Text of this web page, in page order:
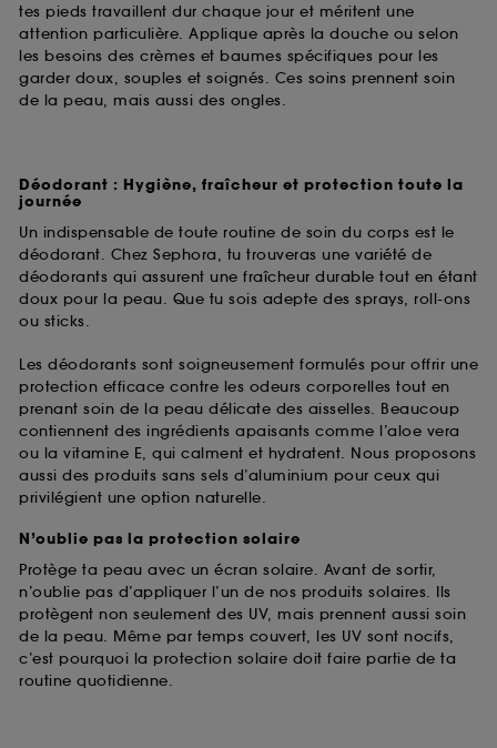
tes pieds travaillent dur chaque jour et méritent une
attention particulière. Applique après la douche ou selon
les besoins des crèmes et baumes spécifiques pour les
garder doux, souples et soignés. Ces soins prennent soin
de la peau, mais aussi des ongles.
Déodorant : Hygiène, fraîcheur et protection toute la
journée
Un indispensable de toute routine de soin du corps est le
déodorant. Chez Sephora, tu trouveras une variété de
déodorants qui assurent une fraîcheur durable tout en étant
doux pour la peau. Que tu sois adepte des sprays, roll-ons
ou sticks.
Les déodorants sont soigneusement formulés pour offrir une
protection efficace contre les odeurs corporelles tout en
prenant soin de la peau délicate des aisselles. Beaucoup
contiennent des ingrédients apaisants comme l’aloe vera
ou la vitamine E, qui calment et hydratent. Nous proposons
aussi des produits sans sels d’aluminium pour ceux qui
privilégient une option naturelle.
N’oublie pas la protection solaire
Protège ta peau avec un écran solaire. Avant de sortir,
n’oublie pas d’appliquer l’un de nos produits solaires. Ils
protègent non seulement des UV, mais prennent aussi soin
de la peau. Même par temps couvert, les UV sont nocifs,
c’est pourquoi la protection solaire doit faire partie de ta
routine quotidienne.